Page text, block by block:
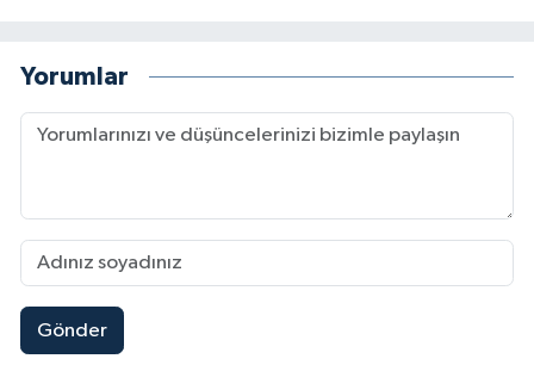
Yorumlar
Gönder